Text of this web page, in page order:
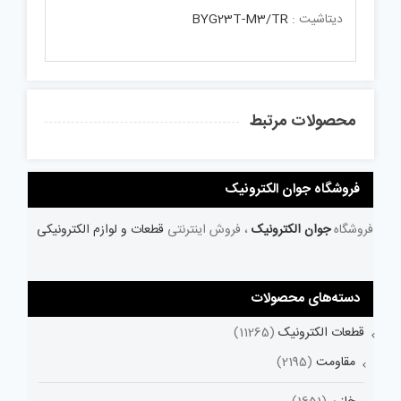
دیتاشیت : BYG23T-M3/TR
محصولات مرتبط
فروشگاه جوان الکترونیک
فروشگاهجوان الکترونیک ، فروش اینترنتی قطعات و لوازم الکترونیکی
دسته‌های محصولات
قطعات الکترونیک (11265)
مقاومت (2195)